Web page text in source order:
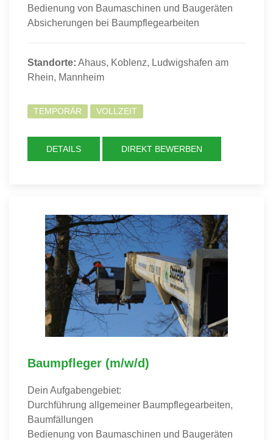
Bedienung von Baumaschinen und Baugeräten
Absicherungen bei Baumpflegearbeiten
Standorte: Ahaus, Koblenz, Ludwigshafen am
Rhein, Mannheim
TEMPORÄR VOLLZEIT
DETAILS DIREKT BEWERBEN
Baumpfleger (m/w/d)
Dein Aufgabengebiet:
Durchführung allgemeiner Baumpflegearbeiten,
Baumfällungen
Bedienung von Baumaschinen und Baugeräten